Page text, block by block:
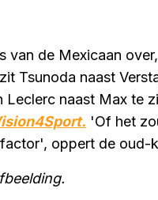
van de Mexicaan
Tsunoda naast
naast Max te
'Of het
oppert de oud-